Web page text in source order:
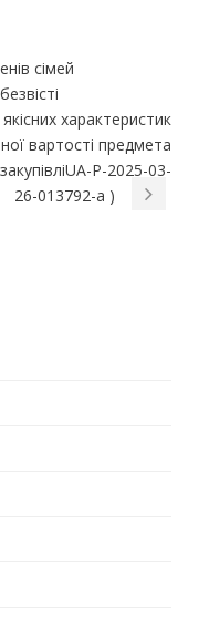
сімей
характеристик
вартості предмета
P-2025-03-
26-013792-a )